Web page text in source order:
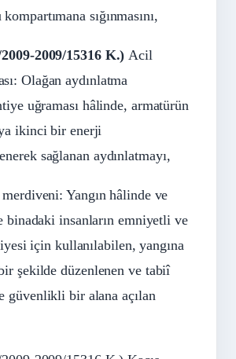
sığınmasını,
2009/15316 K.) Acil
Olağan aydınlatma
uğraması hâlinde, armatürün
ikinci bir enerji
sağlanan aydınlatmayı,
Yangın hâlinde ve
binadaki insanların emniyetli ve
için kullanılabilen, yangına
şekilde düzenlenen ve tabiî
güvenlikli bir alana açılan